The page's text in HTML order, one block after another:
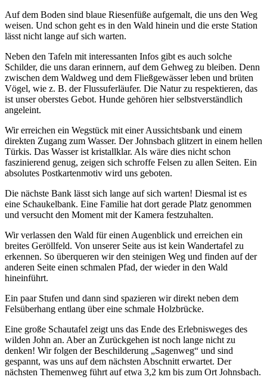
Auf dem Boden sind blaue Riesenfüße aufgemalt, die uns den Weg
weisen. Und schon geht es in den Wald hinein und die erste Station
lässt nicht lange auf sich warten.
Neben den Tafeln mit interessanten Infos gibt es auch solche
Schilder, die uns daran erinnern, auf dem Gehweg zu bleiben. Denn
zwischen dem Waldweg und dem Fließgewässer leben und brüten
Vögel, wie z. B. der Flussuferläufer. Die Natur zu respektieren, das
ist unser oberstes Gebot. Hunde gehören hier selbstverständlich
angeleint.
Wir erreichen ein Wegstück mit einer Aussichtsbank und einem
direkten Zugang zum Wasser. Der Johnsbach glitzert in einem hellen
Türkis. Das Wasser ist kristallklar. Als wäre dies nicht schon
faszinierend genug, zeigen sich schroffe Felsen zu allen Seiten. Ein
absolutes Postkartenmotiv wird uns geboten.
Die nächste Bank lässt sich lange auf sich warten! Diesmal ist es
eine Schaukelbank. Eine Familie hat dort gerade Platz genommen
und versucht den Moment mit der Kamera festzuhalten.
Wir verlassen den Wald für einen Augenblick und erreichen ein
breites Geröllfeld. Von unserer Seite aus ist kein Wandertafel zu
erkennen. So überqueren wir den steinigen Weg und finden auf der
anderen Seite einen schmalen Pfad, der wieder in den Wald
hineinführt.
Ein paar Stufen und dann sind spazieren wir direkt neben dem
Felsüberhang entlang über eine schmale Holzbrücke.
Eine große Schautafel zeigt uns das Ende des Erlebnisweges des
wilden John an. Aber an Zurückgehen ist noch lange nicht zu
denken! Wir folgen der Beschilderung „Sagenweg“ und sind
gespannt, was uns auf dem nächsten Abschnitt erwartet. Der
nächsten Themenweg führt auf etwa 3,2 km bis zum Ort Johnsbach.